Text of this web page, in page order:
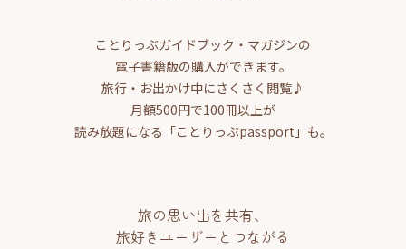
ことりっぷガイドブック・マガジンの
電子書籍版の購入ができます。
旅行・お出かけ中にさくさく閲覧♪
月額500円で100冊以上が
読み放題になる「ことりっぷpassport」も。
旅の思い出を共有、
旅好きユーザーとつながる